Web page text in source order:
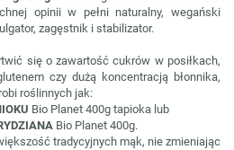
opinii w pełni naturalny, wegański
zagęstnik i stabilizator.
się o zawartość cukrów w posiłkach,
czy dużą koncentracją błonnika,
roślinnych jak:
Bio Planet 400g tapioka lub
Bio Planet 400g.
tradycyjnych mąk, nie zmieniając